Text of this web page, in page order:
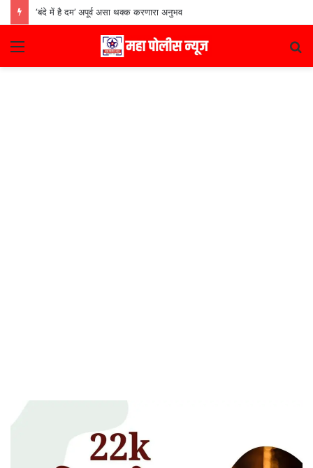
‘बंदे में है दम’ अपूर्व असा थक्क करणारा अनुभव
Menu